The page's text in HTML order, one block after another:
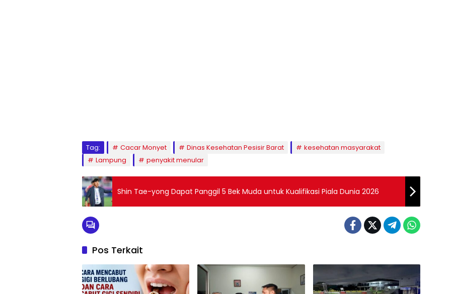
Tag: Cacar Monyet Dinas Kesehatan Pesisir Barat
kesehatan masyarakat
Lampung
penyakit menular
Shin Tae-yong Dapat Panggil 5 Bek Muda untuk Kualifikasi Piala Dunia 2026
Pos Terkait